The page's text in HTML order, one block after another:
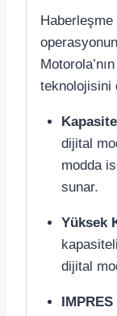
teknolojisini
dijital
modda
sunar.
Yüksek
dijital